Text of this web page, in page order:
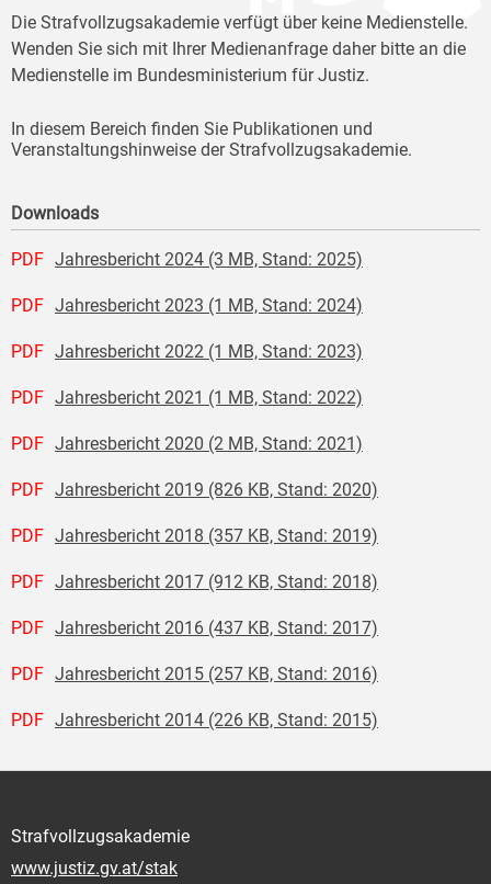
Die Strafvollzugsakademie verfügt über keine Medienstelle.
Wenden Sie sich mit Ihrer Medienanfrage daher bitte an die
Medienstelle im Bundesministerium für Justiz.
In diesem Bereich finden Sie Publikationen und
Veranstaltungshinweise der Strafvollzugsakademie.
Downloads
PDF Jahresbericht 2024 (3 MB, Stand: 2025)
PDF Jahresbericht 2023 (1 MB, Stand: 2024)
PDF Jahresbericht 2022 (1 MB, Stand: 2023)
PDF Jahresbericht 2021 (1 MB, Stand: 2022)
PDF Jahresbericht 2020 (2 MB, Stand: 2021)
PDF Jahresbericht 2019 (826 KB, Stand: 2020)
PDF Jahresbericht 2018 (357 KB, Stand: 2019)
PDF Jahresbericht 2017 (912 KB, Stand: 2018)
PDF Jahresbericht 2016 (437 KB, Stand: 2017)
PDF Jahresbericht 2015 (257 KB, Stand: 2016)
PDF Jahresbericht 2014 (226 KB, Stand: 2015)
Strafvollzugsakademie
www.justiz.gv.at/stak